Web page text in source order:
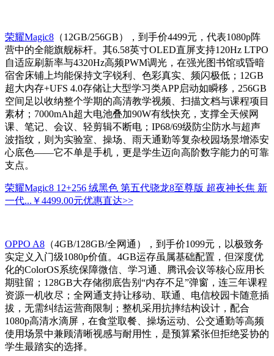
荣耀Magic8 （12GB/256GB），到手价4499元，代表1080p阵
营中的全能旗舰标杆。其6.58英寸OLED直屏支持120Hz LTPO
自适应刷新率与4320Hz高频PWM调光，在强光图书馆或昏暗
宿舍床铺上均能保持文字锐利、色彩真实、频闪极低；12GB
超大内存+UFS 4.0存储让大型学习类APP启动如瞬移，256GB
空间足以收纳整个学期的高清教学视频、扫描文档与课程项目
素材；7000mAh超大电池叠加90W有线快充，支撑全天候网
课、笔记、会议、轻剪辑不断电；IP68/69级防尘防水与超声
波指纹，则为实验室、操场、雨天通勤等复杂校园场景增添安
心底色——它不单是手机，更是学生迈向高阶数字能力的可靠
支点。
荣耀Magic8 12+256 绒黑色 第五代骁龙8至尊版 超夜神长焦 新
一代... ￥4499.00元优惠直达>>
OPPO A8 （4GB/128GB/全网通），到手价1099元，以极致务
实定义入门级1080p价值。4GB运存虽属基础配置，但深度优
化的ColorOS系统保障微信、学习通、腾讯会议等核心应用长
期驻留；128GB大存储彻底告别“内存不足”弹窗，连三年课程
资源一机收尽；全网通支持让移动、联通、电信校园卡随意插
拔，无需纠结运营商限制；整机采用抗摔结构设计，配合
1080p高清水滴屏，在食堂取餐、操场运动、公交通勤等高频
使用场景中兼顾清晰视感与耐用性，是预算紧张但拒绝妥协的
学生最踏实的选择。